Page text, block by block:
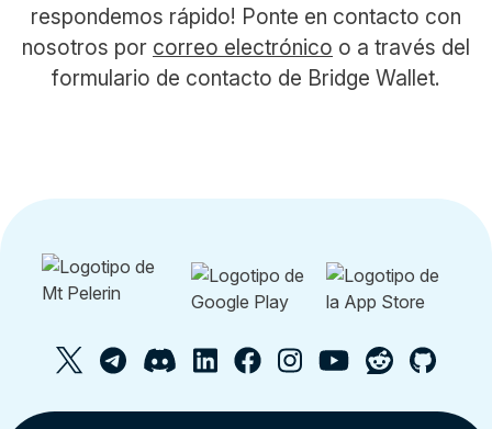
respondemos rápido! Ponte en contacto con
nosotros por correo electrónico o a través del
formulario de contacto de Bridge Wallet.